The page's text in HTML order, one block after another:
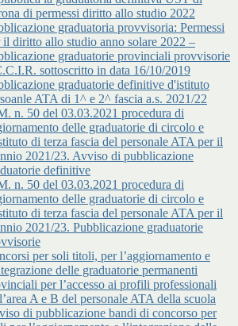
di permessi diritto allo studio 2022
graduatoria provvisoria: Permessi
il diritto allo studio anno solare 2022 –
graduatorie provinciali provvisorie
sottoscritto in data 16/10/2019
graduatorie definitive d'istituto
ATA di 1^ e 2^ fascia a.s. 2021/22
n. 50 del 03.03.2021 procedura di
delle graduatorie di circolo e
di terza fascia del personale ATA per il
2021/23. Avviso di pubblicazione
definitive
n. 50 del 03.03.2021 procedura di
delle graduatorie di circolo e
di terza fascia del personale ATA per il
2021/23. Pubblicazione graduatorie
per soli titoli, per l’aggiornamento e
delle graduatorie permanenti
per l’accesso ai profili professionali
A e B del personale ATA della scuola
di pubblicazione bandi di concorso per